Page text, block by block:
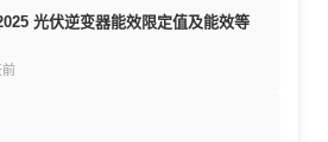
光伏逆变器能效限定值及能效等
前